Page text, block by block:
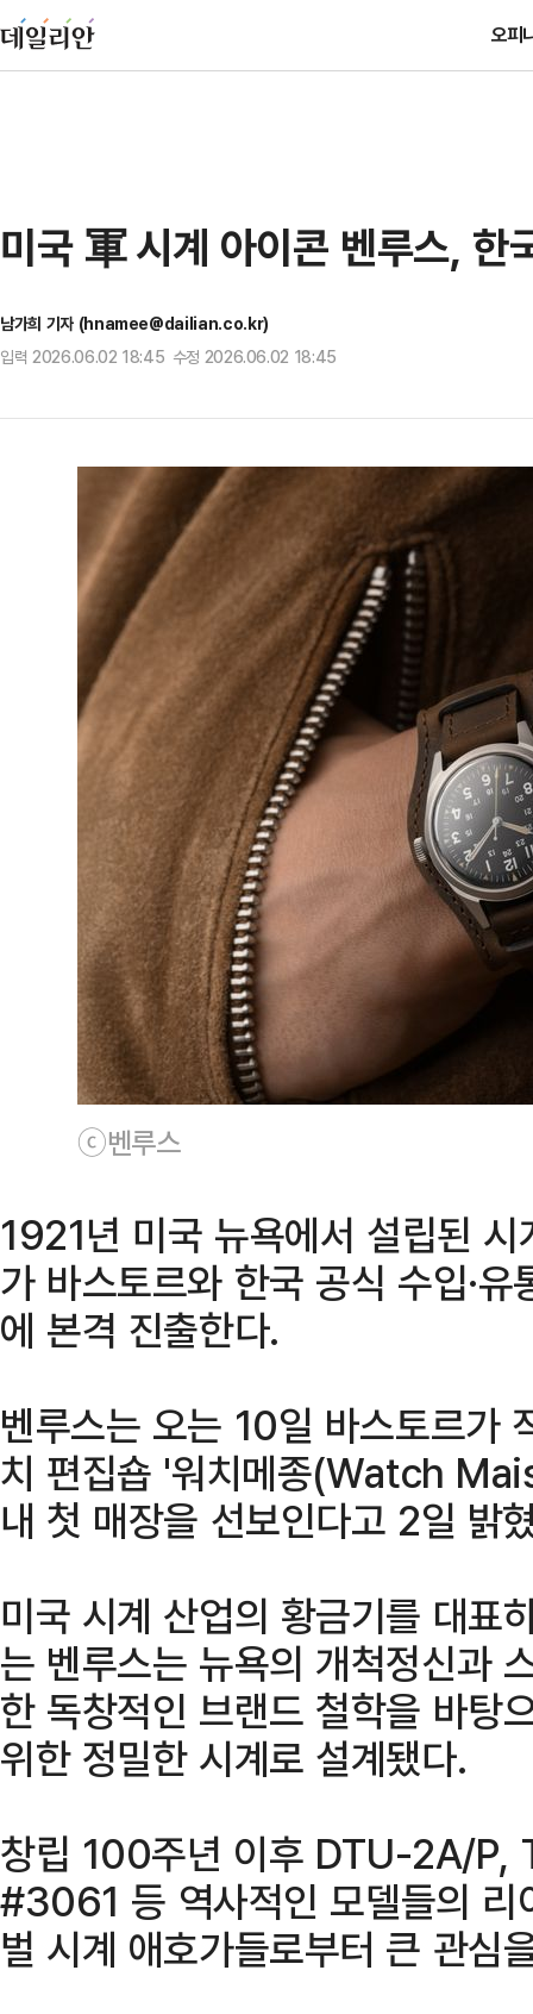
오피
미국 軍 시계 아이콘 벤루스, 한
남가희 기자 (hnamee@dailian.co.kr)
입력 2026.06.02 18:45 수정 2026.06.02 18:45
ⓒ벤루스
1921년 미국 뉴욕에서 설립된
가 바스토르와 한국 공식 수입·
에 본격 진출한다.
벤루스는 오는 10일 바스토르가
치 편집숍 '워치메종(Watch
내 첫 매장을 선보인다고 2일 밝
미국 시계 산업의 황금기를 대표
는 벤루스는 뉴욕의 개척정신과
한 독창적인 브랜드 철학을 바탕
위한 정밀한 시계로 설계됐다.
창립 100주년 이후 DTU-2A/
#3061 등 역사적인 모델들의 리
벌 시계 애호가들로부터 큰 관심